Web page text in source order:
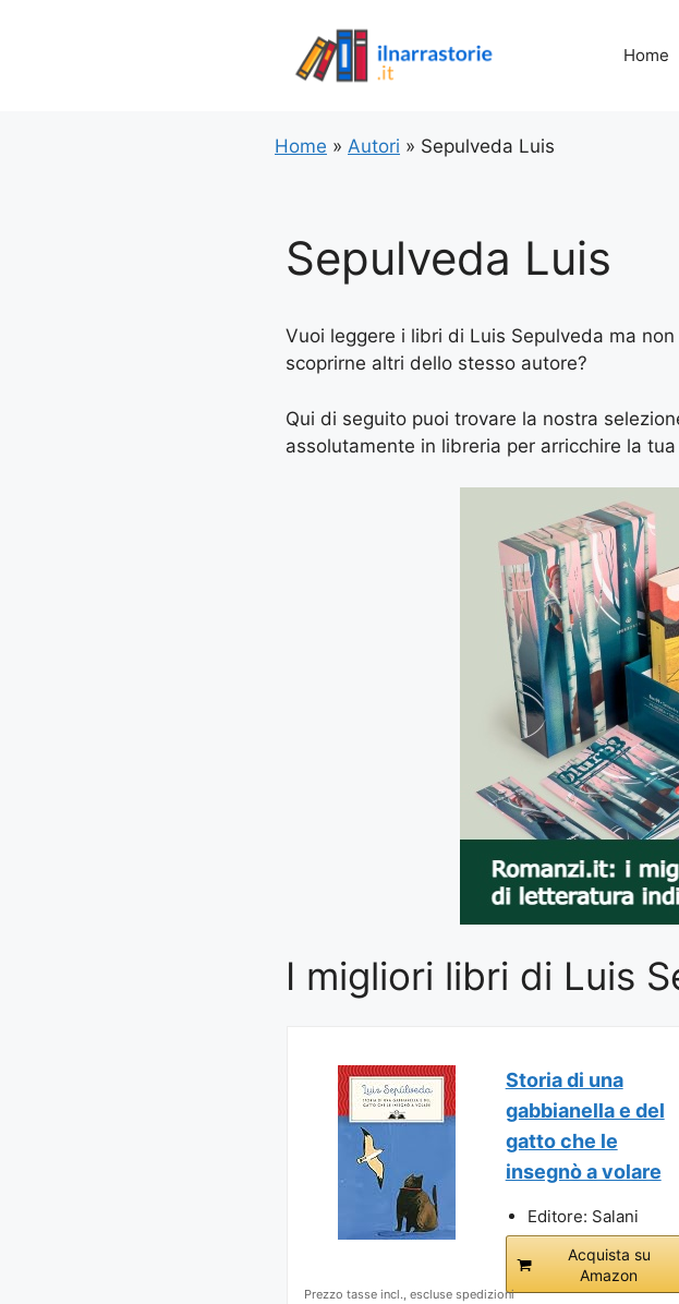
Home
Home » Autori » Sepulveda Luis
Sepulveda Luis
Vuoi leggere i libri di Luis Sepulveda ma
scoprirne altri dello stesso autore?
Qui di seguito puoi trovare la nostra
assolutamente in libreria per arricchire la
I migliori libri di Luis
Storia di una
gabbianella e del
gatto che le
insegnò a volare
Editore: Salani
Acquista su
Amazon
Prezzo tasse incl., escluse spedizioni